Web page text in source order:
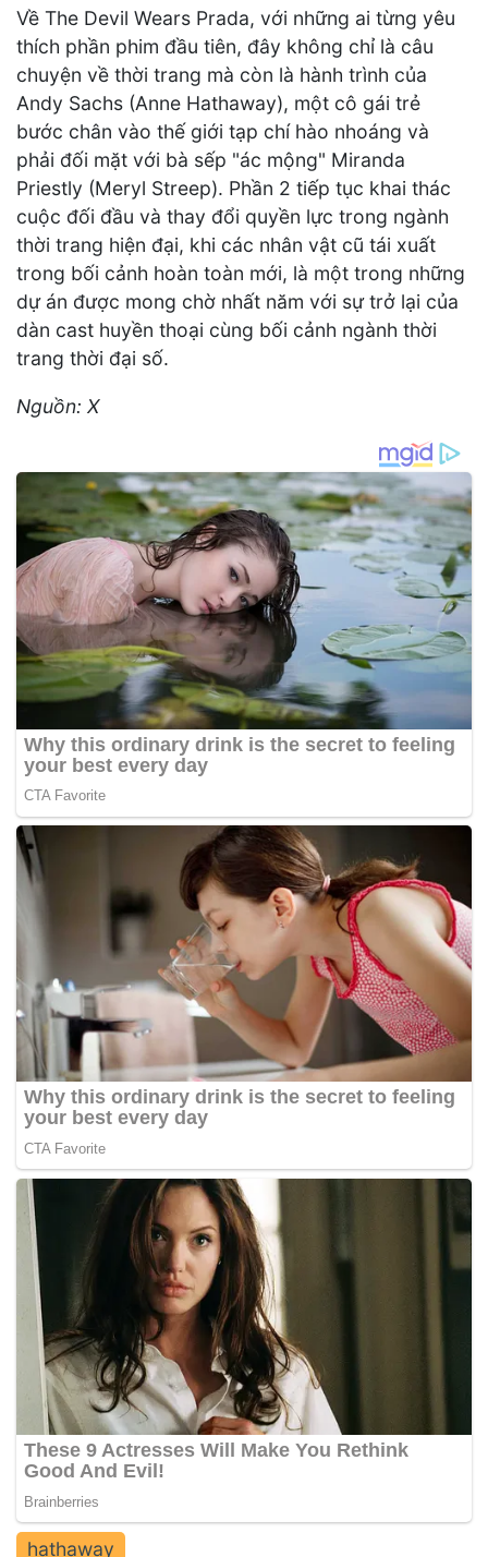
Về The Devil Wears Prada, với những ai từng yêu
thích phần phim đầu tiên, đây không chỉ là câu
chuyện về thời trang mà còn là hành trình của
Andy Sachs (Anne Hathaway), một cô gái trẻ
bước chân vào thế giới tạp chí hào nhoáng và
phải đối mặt với bà sếp "ác mộng" Miranda
Priestly (Meryl Streep). Phần 2 tiếp tục khai thác
cuộc đối đầu và thay đổi quyền lực trong ngành
thời trang hiện đại, khi các nhân vật cũ tái xuất
trong bối cảnh hoàn toàn mới, là một trong những
dự án được mong chờ nhất năm với sự trở lại của
dàn cast huyền thoại cùng bối cảnh ngành thời
trang thời đại số.
Nguồn: X
hathaway